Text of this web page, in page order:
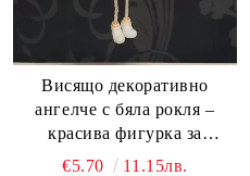
Висящо декоративно
ангелче с бяла рокля –
красива фигурка за
окачване, модел две
€5.70 11.15лв.